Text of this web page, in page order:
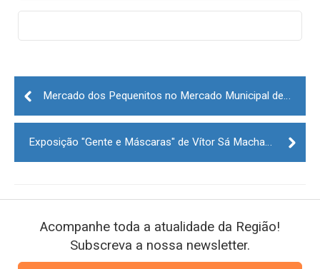
Post
navigation
Mercado dos Pequenitos no Mercado Municipal de Gouveia
Exposição "Gente e Máscaras" de Vítor Sá Machado no Centro Interpretativo da Batalha de Castelo Rodrigo
Acompanhe toda a atualidade da Região!
Subscreva a nossa newsletter.